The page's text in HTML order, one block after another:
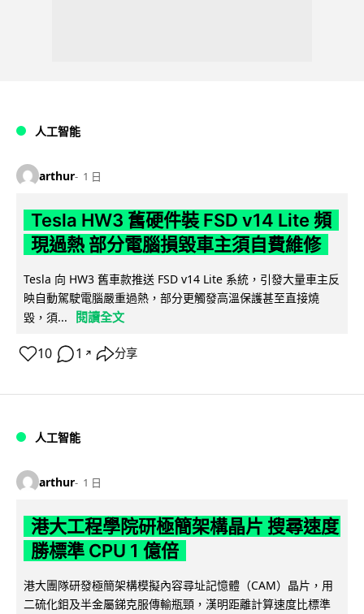
人工智能
arthur 1 日
Tesla HW3 舊硬件裝 FSD v14 Lite 頻
現過熱 部分電腦損毀車主須自費維修
Tesla 向 HW3 舊車款推送 FSD v14 Lite 系統，引發大量車主反
映自動駕駛電腦嚴重過熱，部分更觸發高溫保護甚至直接燒
毀，須...
閱讀全文
10 1 ↗ 分享
人工智能
arthur 1 日
港大工程學院研極簡架構晶片 搜尋速度
勝標準 CPU 1 億倍
港大團隊研發極簡架構模擬內容尋址記憶體（CAM）晶片，用
二硫化鉬及半金屬銻克服傳輸瓶頸，漢明距離計算速度比標準